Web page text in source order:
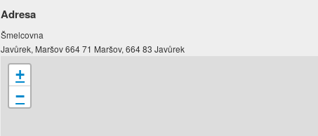
Adresa
Šmelcovna
Javůrek, Maršov 664 71 Maršov, 664 83 Javůrek
+
−